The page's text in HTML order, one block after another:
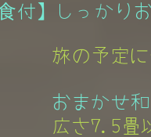
食付】しっかり
旅の予定
おまかせ
広さ7.5畳